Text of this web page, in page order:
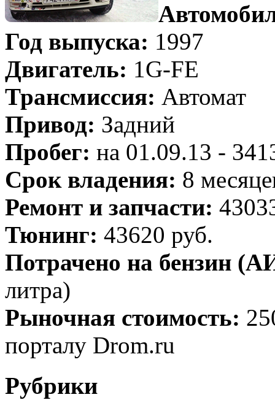
Год выпуска: 1997
Двигатель: 1G-FE
Трансмиссия: Автомат
Привод: Задний
Пробег: на 01.09.13 -
Срок владения: 8
Ремонт и запчасти:
Тюнинг: 43620 руб.
Потрачено на бензин
литра)
Рыночная стоимость:
порталу Drom.ru
Рубрики